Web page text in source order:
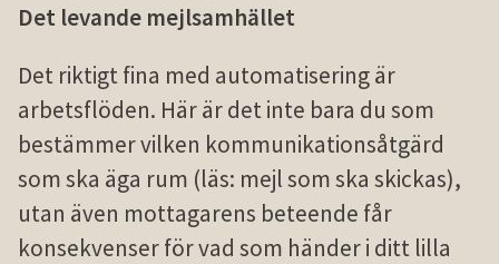
Det levande mejlsamhället
Det riktigt fina med automatisering är
arbetsflöden. Här är det inte bara du som
bestämmer vilken kommunikationsåtgärd
som ska äga rum (läs: mejl som ska skickas),
utan även mottagarens beteende får
konsekvenser för vad som händer i ditt lilla